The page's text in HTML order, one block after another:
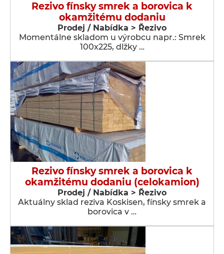
Rezivo fínsky smrek a borovica k
okamžitému dodaniu
Prodej / Nabídka > Řezivo
Momentálne skladom u výrobcu napr.: Smrek
100x225, dlžky …
Rezivo fínsky smrek a borovica k
okamžitému dodaniu (celokamion)
Prodej / Nabídka > Řezivo
Aktuálny sklad reziva Koskisen, fínsky smrek a
borovica v …